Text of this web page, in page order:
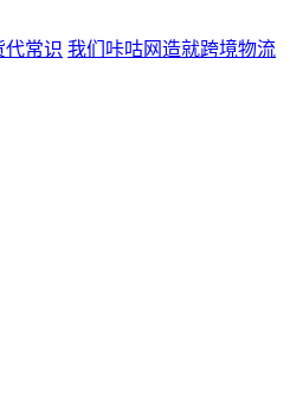
代常识 我们 咔咕网造就跨境物流